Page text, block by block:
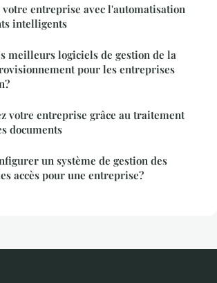
entreprise avec l'automatisation
intelligents
meilleurs logiciels de gestion de la
pour les entreprises
votre entreprise grâce au traitement
documents
un système de gestion des
accès pour une entreprise?